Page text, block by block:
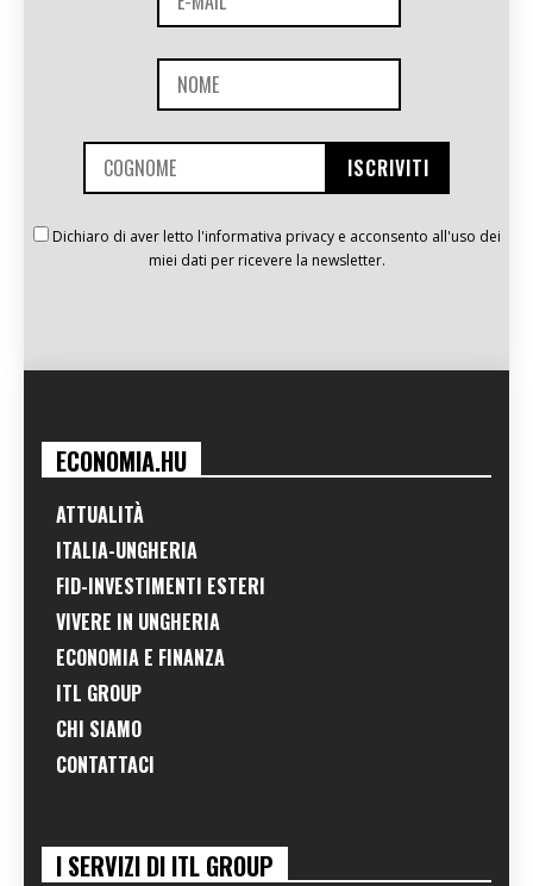
Dichiaro di aver letto l'informativa privacy e acconsento all'uso dei
miei dati per ricevere la newsletter.
ECONOMIA.HU
ATTUALITÀ
ITALIA-UNGHERIA
FID-INVESTIMENTI ESTERI
VIVERE IN UNGHERIA
ECONOMIA E FINANZA
ITL GROUP
CHI SIAMO
CONTATTACI
I SERVIZI DI ITL GROUP